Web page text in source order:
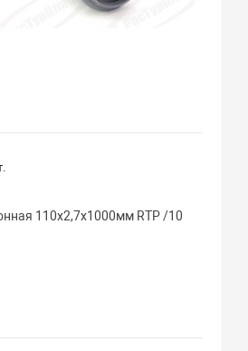
110х2,7х1000мм RTP /10